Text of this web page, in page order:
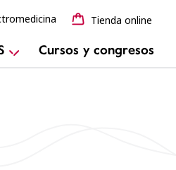
Cursos y congresos
Tienda online